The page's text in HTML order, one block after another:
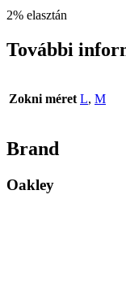
2% elasztán
További
Zokni méret L, M
Brand
Oakley